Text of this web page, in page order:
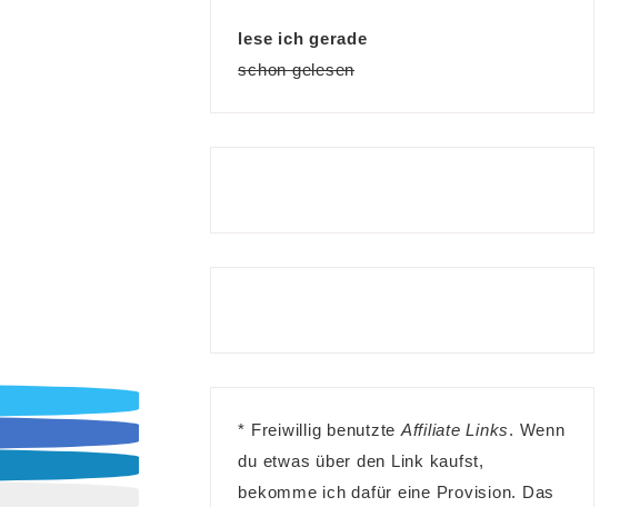
lese ich gerade
schon gelesen
* Freiwillig benutzte Affiliate Links. Wenn
du etwas über den Link kaufst,
bekomme ich dafür eine Provision. Das